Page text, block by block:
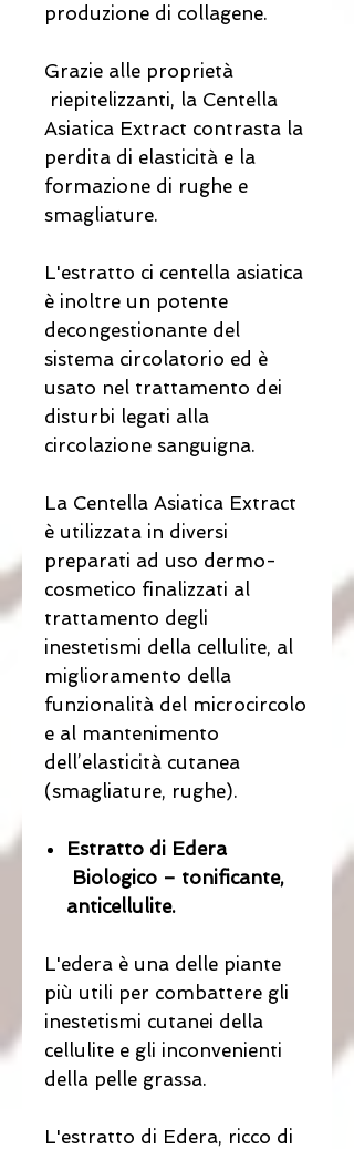
produzione di collagene.
Grazie alle proprietà
riepitelizzanti, la Centella
Asiatica Extract contrasta la
perdita di elasticità e la
formazione di rughe e
smagliature.
L'estratto ci centella asiatica
è inoltre un potente
decongestionante del
sistema circolatorio ed è
usato nel trattamento dei
disturbi legati alla
circolazione sanguigna.
La Centella Asiatica Extract
è utilizzata in diversi
preparati ad uso dermo-
cosmetico finalizzati al
trattamento degli
inestetismi della cellulite, al
miglioramento della
funzionalità del microcircolo
e al mantenimento
dell’elasticità cutanea
(smagliature, rughe).
Estratto di Edera
Biologico – tonificante,
anticellulite.
L'edera è una delle piante
più utili per combattere gli
inestetismi cutanei della
cellulite e gli inconvenienti
della pelle grassa.
L'estratto di Edera, ricco di